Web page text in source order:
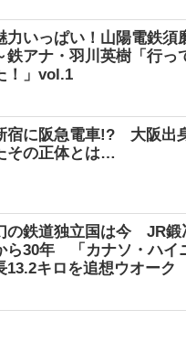
力いっぱい！山陽電鉄
鉄アナ・羽川英樹「行っ
！」vol.1
宿に阪急電車!? 大阪出
その正体とは…
の鉄道独立国は今 JR鍛
ら30年 「カナソ・ハイ
13.2キロを追想ウオーク